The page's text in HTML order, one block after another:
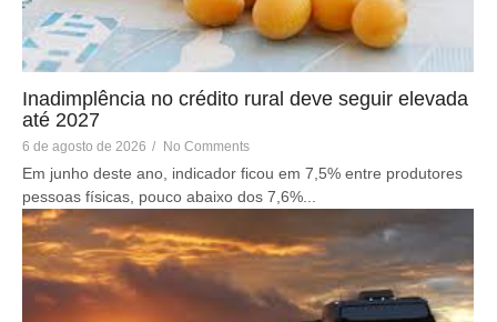
Inadimplência no crédito rural deve seguir elevada
até 2027
6 de agosto de 2026 / No Comments
Em junho deste ano, indicador ficou em 7,5% entre produtores
pessoas físicas, pouco abaixo dos 7,6%...